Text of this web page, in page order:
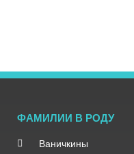
ФАМИЛИИ В РОДУ
Ваничкины